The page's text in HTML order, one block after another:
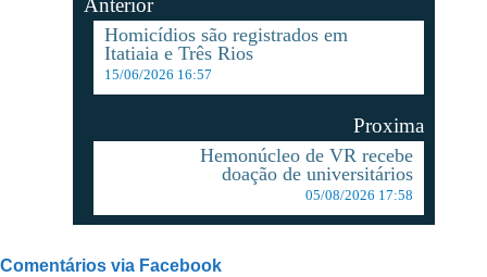
Anterior
Homicídios são registrados em
Itatiaia e Três Rios
15/06/2026 16:57
Proxima
Hemonúcleo de VR recebe
doação de universitários
05/08/2026 17:58
Comentários via Facebook